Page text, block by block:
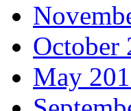
October
May